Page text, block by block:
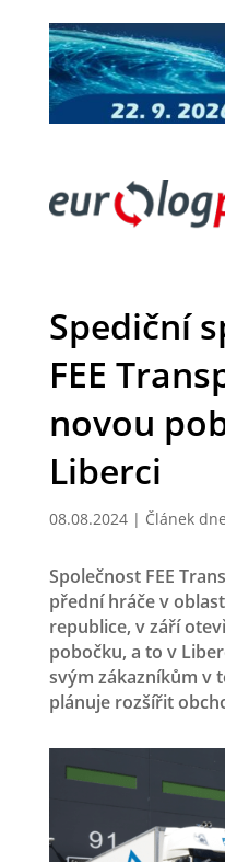
Spediční
FEE
novou
Liberci
08.08.2024| Článek dne
Společnost FEE
přední hráče v
republice, v září
pobočku, a to v
svým zákazníkům v
plánuje rozšířit